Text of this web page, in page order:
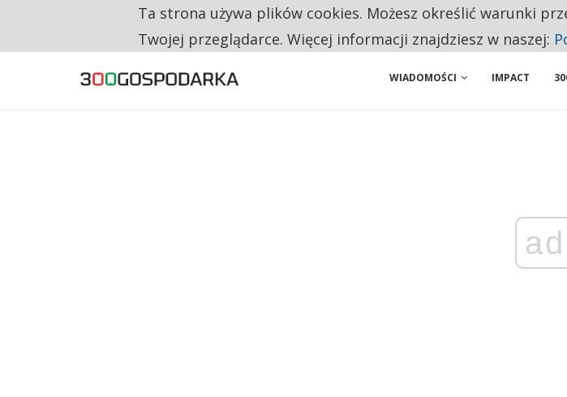
TRZECH NA CZTERECH PONOWNIE ZAŁOŻYŁOBY WŁASNĄ FIRMĘ. INNYM JUŻ TAK
WIADOMOŚCI IMPACT
ad
Ta strona używa plików cookies. Możesz określić warunki
Twojej przeglądarce. Więcej informacji znajdziesz w naszej: